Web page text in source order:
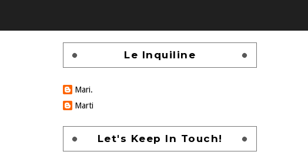
Le Inquiline
Mari.
Marti
Let's Keep In Touch!